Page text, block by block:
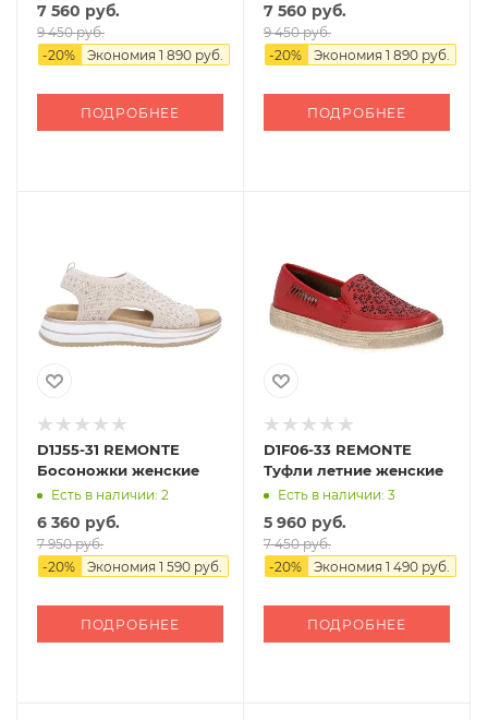
7 560 руб.
9 450 руб.
-20% Экономия 1 890 руб.
ПОДРОБНЕЕ
7 560 руб.
9 450 руб.
-20% Экономия 1 890 руб.
ПОДРОБНЕЕ
D1J55-31 REMONTE
Босоножки женские
Есть в наличии: 2
6 360 руб.
7 950 руб.
-20% Экономия 1 590 руб.
ПОДРОБНЕЕ
D1F06-33 REMONTE
Туфли летние женские
Есть в наличии: 3
5 960 руб.
7 450 руб.
-20% Экономия 1 490 руб.
ПОДРОБНЕЕ